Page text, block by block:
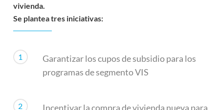
vivienda.
Se plantea tres iniciativas:
1
Garantizar los cupos de subsidio para los
programas de segmento VIS
2
Incentivar la compra de vivienda nueva para